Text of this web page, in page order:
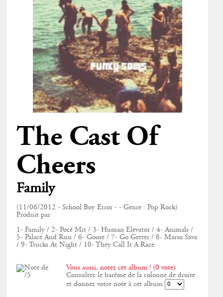
The Cast Of
Cheers
Family
(11/06/2012 - School Boy Error - - Genre : Pop Rock)
Produit par
1- Family / 2- Pocé Mit / 3- Human Elevator / 4- Animals /
5- Palace And Run / 6- Goose / 7- Go Getter / 8- Marso Sava
/ 9- Trucks At Night / 10- They Call It A Race
Vous aussi, notez cet album ! (0 vote)
Consultez le barème de la colonne de droite
et donnez votre note à cet album